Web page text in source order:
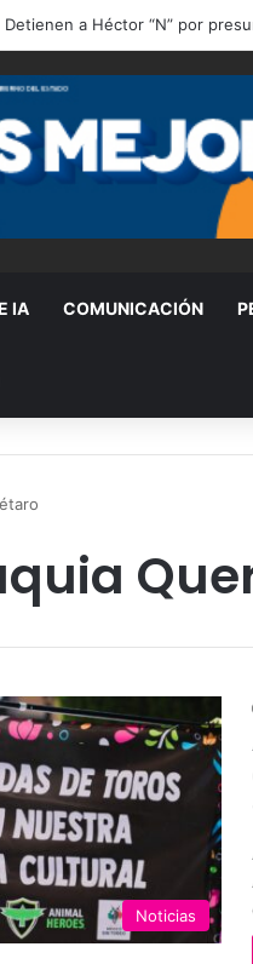
Mu€re Jorge Messi, padre y
IA COMUNICACIÓN
Noticias